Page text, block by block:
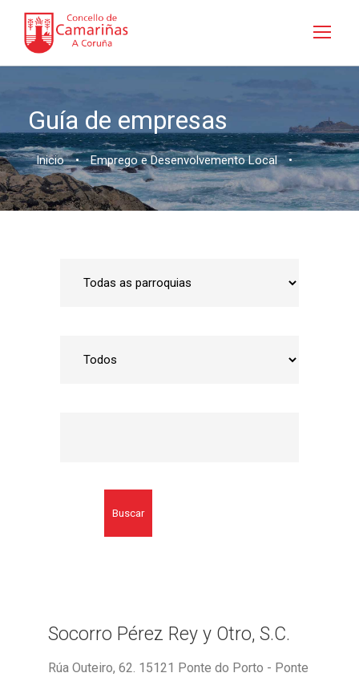
Guía de empresas
Inicio • Emprego e Desenvolvemento Local •
Buscar
Socorro Pérez Rey y Otro, S.C.
Rúa Outeiro, 62. 15121 Ponte do Porto - Ponte